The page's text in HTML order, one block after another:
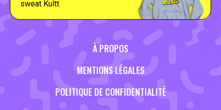
sweat Kultt
À PROPOS
MENTIONS LÉGALES
POLITIQUE DE CONFIDENTIALITÉ